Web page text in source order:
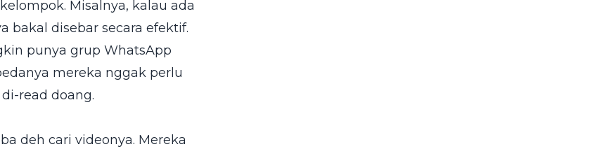
Misalnya, kalau ada
bakal disebar secara efektif.
punya grup WhatsApp
mereka nggak perlu
read doang.
deh cari videonya. Mereka